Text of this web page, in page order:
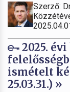
Szerző:
2025.
ismételt
25.03.31.) »